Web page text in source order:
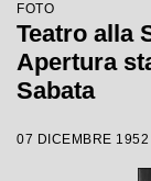
FOTO
Teatro alla
Apertura
Sabata
07 DICEMBRE 1952